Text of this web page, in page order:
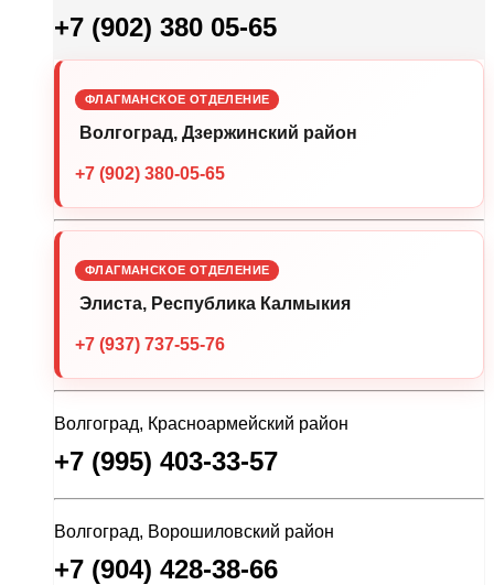
+7 (902) 380 05-65
ФЛАГМАНСКОЕ ОТДЕЛЕНИЕ
Волгоград, Дзержинский район
+7 (902) 380-05-65
ФЛАГМАНСКОЕ ОТДЕЛЕНИЕ
Элиста, Республика Калмыкия
+7 (937) 737-55-76
Волгоград, Красноармейский район
+7 (995) 403-33-57
Волгоград, Ворошиловский район
+7 (904) 428-38-66